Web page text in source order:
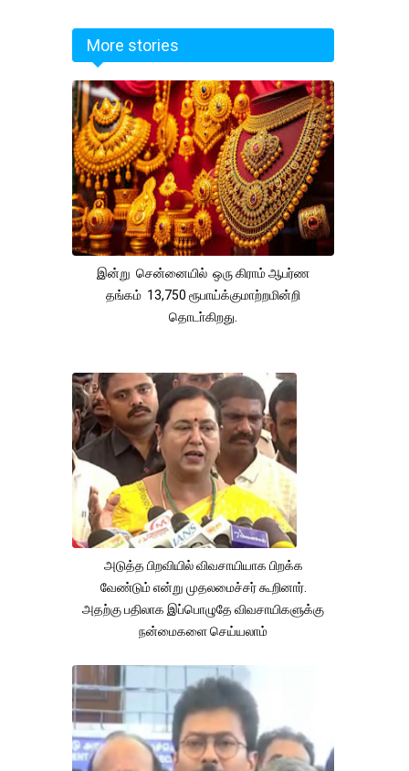
More stories
இன்று சென்னையில் ஒரு கிராம் ஆபர்ண
தங்கம் 13,750 ரூபாய்க்குமாற்றமின்றி
தொடா்கிறது.
அடுத்த பிறவியில் விவசாயியாக பிறக்க
வேண்டும் என்று முதலமைச்சர் கூறினார்.
அதற்கு பதிலாக இப்பொழுதே விவசாயிகளுக்கு
நன்மைகளை செய்யலாம்